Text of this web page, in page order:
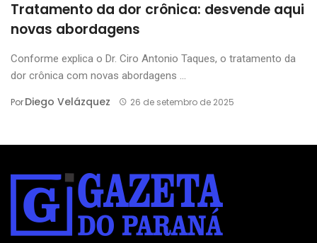
Tratamento da dor crônica: desvende aqui
novas abordagens
Conforme explica o Dr. Ciro Antonio Taques, o tratamento da
dor crônica com novas abordagens ...
PorDiego Velázquez 26 de setembro de 2025